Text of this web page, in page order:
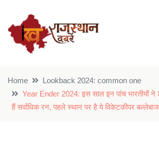
Home
Lookback 2024: common one
Year Ender 2024: इस साल इन पांच भारतीयों ने
हैं सर्वाधिक रन, पहले स्थान पर है ये विकेटकीपर बल्लेबाज